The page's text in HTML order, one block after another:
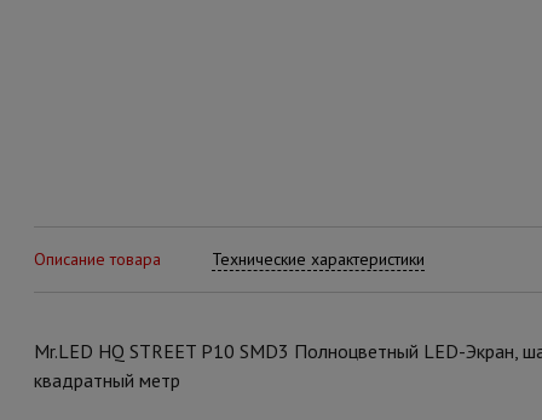
Описание товара Технические характеристики
Mr.LED HQ STREET P10 SMD3 Полноцветный LED-Экран,
квадратный метр